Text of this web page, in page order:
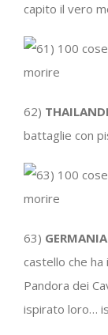
capito il vero
62)
battaglie con
63)
castello che
Pandora dei
ispirato loro…